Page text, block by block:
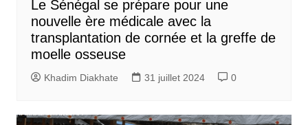
Le Sénégal se prépare pour une
nouvelle ère médicale avec la
transplantation de cornée et la greffe de
moelle osseuse
Khadim Diakhate 31 juillet 2024 0